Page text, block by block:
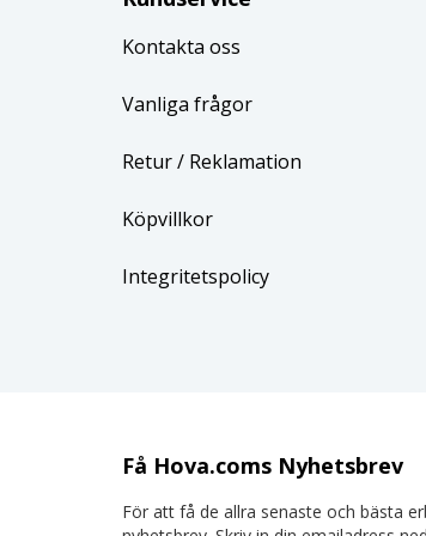
Kontakta oss
Vanliga frågor
Retur/ Reklamation
Köpvillkor
Integritetspolicy
Få Hova.coms Nyhetsbrev
För att få de allra senaste och bästa